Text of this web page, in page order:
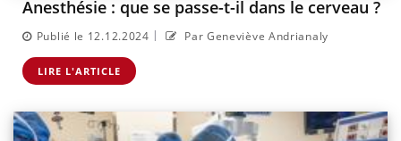
Anesthésie : que se passe-t-il dans le cerveau ?
Publié le 12.12.2024 | Par Geneviève Andrianaly
LIRE L'ARTICLE